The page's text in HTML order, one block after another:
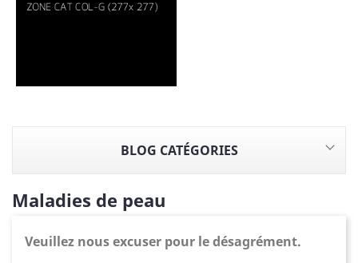
BLOG CATÉGORIES
Maladies de peau
Veuillez nous excuser pour le désagrément.